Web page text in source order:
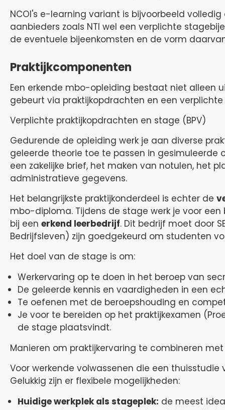
NCOI's e-learning variant is bijvoorbeeld
aanbieders zoals NTI wel een verplichte
de eventuele bijeenkomsten en de vorm
Praktijkcomponenten
Een erkende mbo-opleiding bestaat niet alleen
gebeurt via praktijkopdrachten en een
Verplichte praktijkopdrachten en stage (BPV)
Gedurende de opleiding werk je aan diverse
geleerde theorie toe te passen in gesimuleerde
een zakelijke brief, het maken van notulen, het
administratieve gegevens.
Het belangrijkste praktijkonderdeel is echter de
mbo-diploma. Tijdens de stage werk je voor
bij een erkend leerbedrijf. Dit bedrijf moet door
Bedrijfsleven) zijn goedgekeurd om studenten
Het doel van de stage is om:
Werkervaring op te doen in het beroep van
De geleerde kennis en vaardigheden in een
Te oefenen met de beroepshouding en
Je voor te bereiden op het praktijkexamen
de stage plaatsvindt.
Manieren om praktijkervaring te combineren
Voor werkende volwassenen die een
Gelukkig zijn er flexibele mogelijkheden:
Huidige werkplek als stageplek: de meest